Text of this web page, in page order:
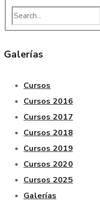
Galerías
Cursos
Cursos 2016
Cursos 2017
Cursos 2018
Cursos 2019
Cursos 2020
Cursos 2025
Galerías